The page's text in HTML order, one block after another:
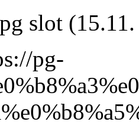
pg slot
pg-